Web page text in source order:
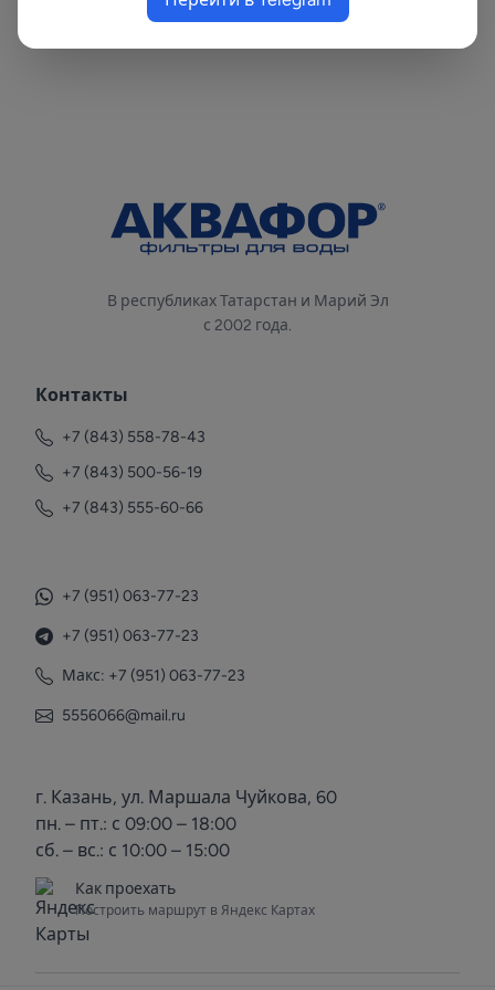
площади здания и других факторов.
В республиках Татарстан и Марий Эл
с 2002 года.
Контакты
+7 (843) 558-78-43
+7 (843) 500-56-19
+7 (843) 555-60-66
+7 (951) 063-77-23
+7 (951) 063-77-23
Макс: +7 (951) 063-77-23
5556066@mail.ru
г. Казань, ул. Маршала Чуйкова, 60
пн. – пт.: с 09:00 – 18:00
сб. – вс.: с 10:00 – 15:00
Как проехать
Построить маршрут в Яндекс Картах